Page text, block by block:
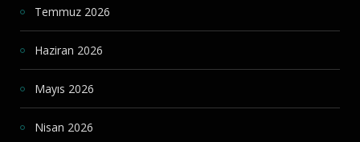
Temmuz 2026
Haziran 2026
Mayıs 2026
Nisan 2026